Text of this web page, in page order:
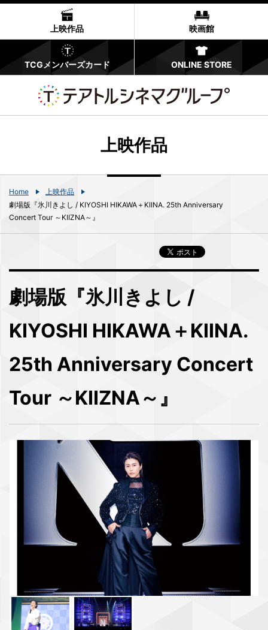
上映作品 映画館
TCGメンバーズカード ONLINE STORE
上映作品
Home
上映作品
劇場版『氷川きよし / KIYOSHI HIKAWA＋KIINA. 25th Anniversary
Concert Tour ～KIIZNA～』
劇場版『氷川きよし /
KIYOSHI HIKAWA＋KIINA.
25th Anniversary Concert
Tour ～KIIZNA～』